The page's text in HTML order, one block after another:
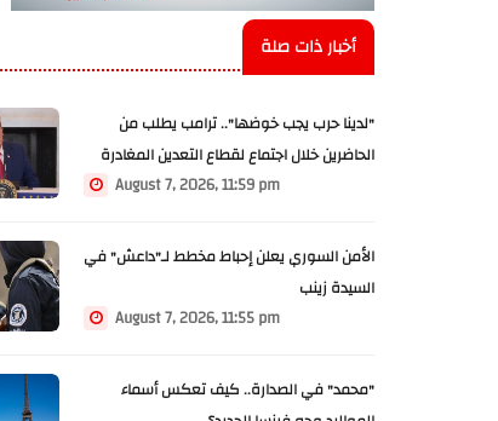
أخبار ذات صلة
"لدينا حرب يجب خوضها".. ترامب يطلب من
الحاضرين خلال اجتماع لقطاع التعدين المغادرة
August 7, 2026, 11:59 pm
الأمن السوري يعلن إحباط مخطط لـ"داعش" في
السيدة زينب
August 7, 2026, 11:55 pm
"محمد" في الصدارة.. كيف تعكس أسماء